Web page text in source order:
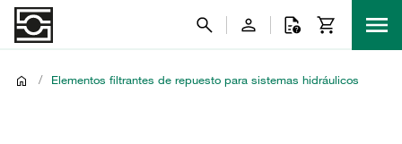
/ Elementos filtrantes de repuesto para sistemas hidráulicos